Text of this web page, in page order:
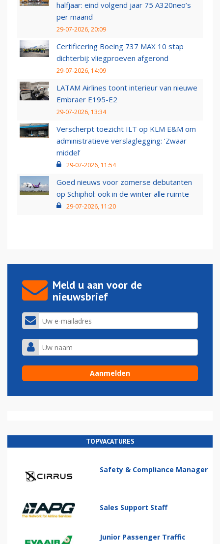
halfjaar: eind volgend jaar 75 A320neo’s
per maand
29-07-2026, 20:09
Certificering Boeing 737 MAX 10 stap
dichterbij: vliegproeven afgerond
29-07-2026, 14:09
LATAM Airlines toont interieur van nieuwe
Embraer E195-E2
29-07-2026, 13:34
Verscherpt toezicht ILT op KLM E&M om
administratieve verslaglegging: ‘Zwaar
middel’
29-07-2026, 11:54
Goed nieuws voor zomerse debutanten
op Schiphol: ook in de winter alle ruimte
29-07-2026, 11:20
Meld u aan voor de
nieuwsbrief
TOPVACATURES
Safety & Compliance Manager
Sales Support Staff
Junior Passenger Traffic